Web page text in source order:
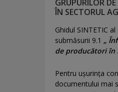
GRUPURILOR
ÎN SECTORUL
Ghidul SINTETIC
submăsurii 9.1 „
de producători în
Pentru uşurinţa
documentului mai